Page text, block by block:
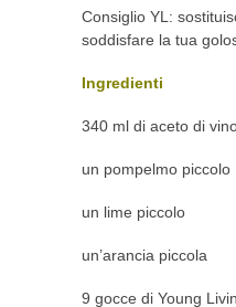
Consiglio YL:
soddisfare la tua
Ingredienti
340 ml di aceto di
un pompelmo piccolo
un lime piccolo
un’arancia piccola
9 gocce di Young